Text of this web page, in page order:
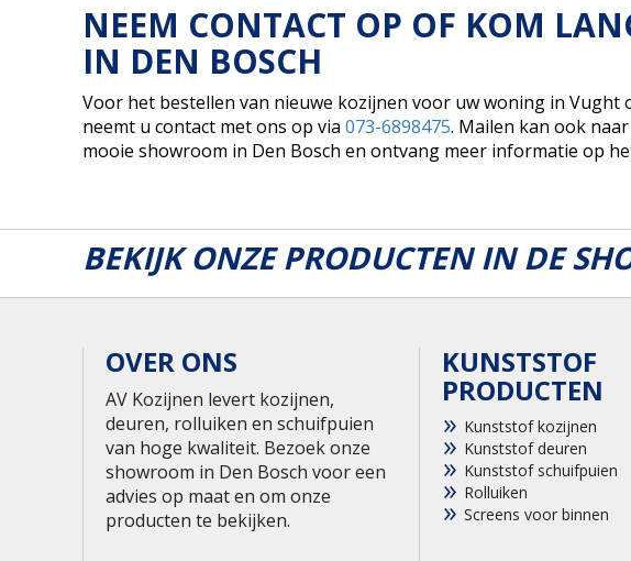
NEEM CONTACT OP OF KOM
IN DEN BOSCH
Voor het bestellen van nieuwe kozijnen voor uw woning in Vught
neemt u contact met ons op via 073-6898475. Mailen kan ook naar
mooie showroom in Den Bosch en ontvang meer informatie op
BEKIJK ONZE PRODUCTEN IN DE
OVER ONS
AV Kozijnen levert kozijnen,
deuren, rolluiken en schuifpuien
van hoge kwaliteit. Bezoek onze
showroom in Den Bosch voor een
advies op maat en om onze
producten te bekijken.
KUNSTSTOF
PRODUCTEN
Kunststof kozijnen
Kunststof deuren
Kunststof schuifpuien
Rolluiken
Screens voor binnen